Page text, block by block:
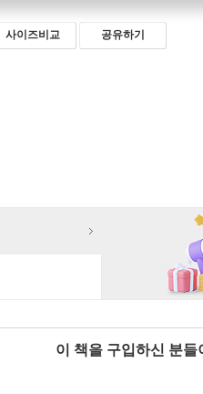
사이즈비교 공유하기
이 책을 구입하신 분